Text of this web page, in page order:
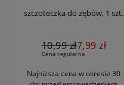
szczoteczka do zębów, 1 szt.
10,99 zł
Cena regularna
7,99 zł
Najniższa cena w okresie 30